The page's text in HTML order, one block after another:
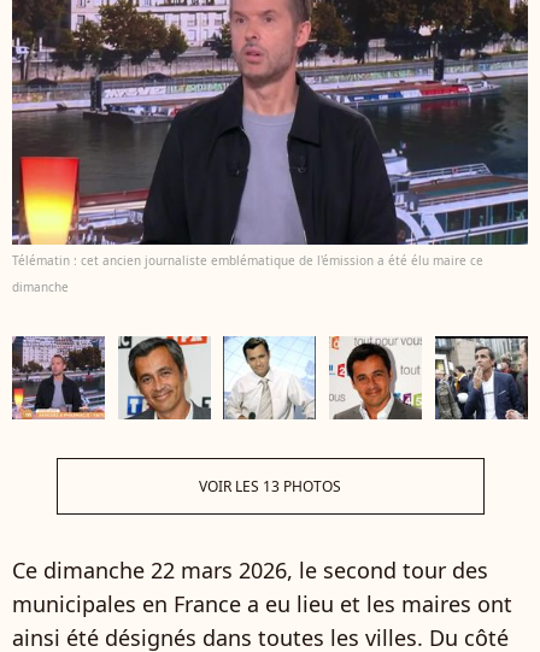
Télématin : cet ancien journaliste emblématique de l'émission a été élu maire ce
dimanche
VOIR LES 13 PHOTOS
Ce dimanche 22 mars 2026, le second tour des
municipales en France a eu lieu et les maires ont
ainsi été désignés dans toutes les villes. Du côté